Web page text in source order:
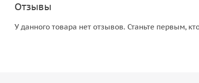
Отзывы
У данного товара нет отзывов. Станьте первым,